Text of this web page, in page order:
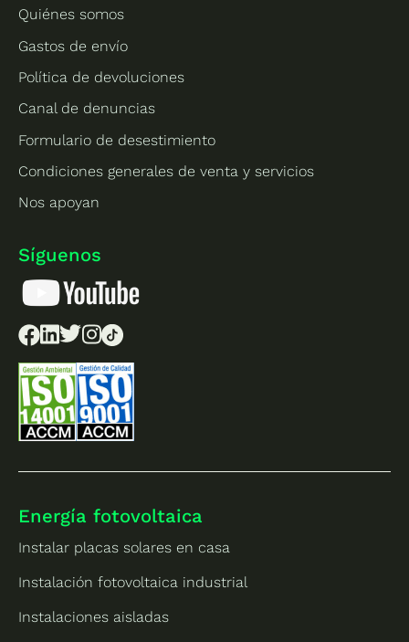
Quiénes somos
Gastos de envío
Política de devoluciones
Canal de denuncias
Formulario de desestimiento
Condiciones generales de venta y servicios
Nos apoyan
Síguenos
Energía fotovoltaica
Instalar placas solares en casa
Instalación fotovoltaica industrial
Instalaciones aisladas